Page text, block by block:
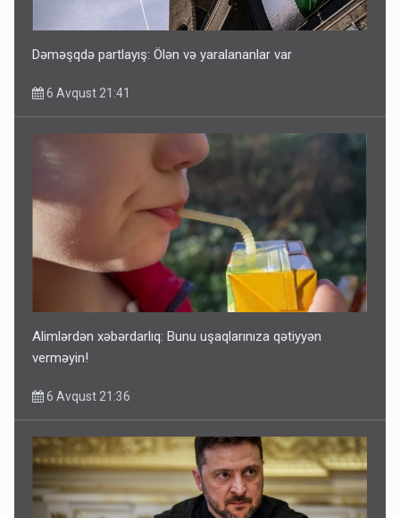
Dəməşqdə partlayış: Ölən və yaralananlar var
6 Avqust 21:41
Alimlərdən xəbərdarlıq: Bunu uşaqlarınıza qətiyyən
verməyin!
6 Avqust 21:36